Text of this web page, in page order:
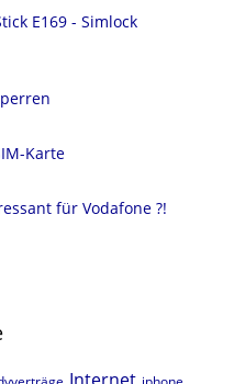
E169 - Simlock
Karte
für Vodafone ?!
Internet